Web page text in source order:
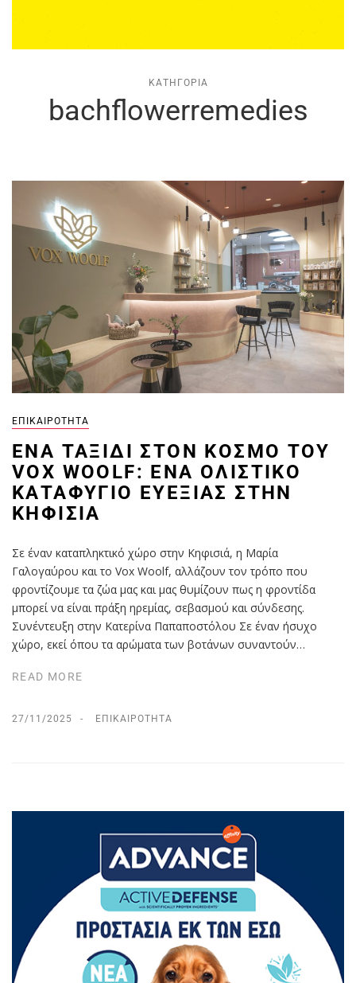
ΚΑΤΗΓΟΡΊΑ
bachflowerremedies
ΕΠΙΚΑΙΡΌΤΗΤΑ
ΈΝΑ ΤΑΞΊΔΙ ΣΤΟΝ ΚΌΣΜΟ ΤΟΥ
VOX WOOLF: ΈΝΑ ΟΛΙΣΤΙΚΌ
ΚΑΤΑΦΎΓΙΟ ΕΥΕΞΊΑΣ ΣΤΗΝ
ΚΗΦΙΣΙΆ
Σε έναν καταπληκτικό χώρο στην Κηφισιά, η Μαρία
Γαλογαύρου και το Vox Woolf, αλλάζουν τον τρόπο που
φροντίζουμε τα ζώα μας και μας θυμίζουν πως η φροντίδα
μπορεί να είναι πράξη ηρεμίας, σεβασμού και σύνδεσης.
Συνέντευξη στην Κατερίνα Παπαποστόλου Σε έναν ήσυχο
χώρο, εκεί όπου τα αρώματα των βοτάνων συναντούν…
READ MORE
27/11/2025 ΕΠΙΚΑΙΡΌΤΗΤΑ